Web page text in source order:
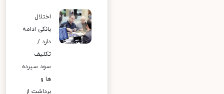
اختلال
بانکی ادامه
دارد /
تکلیف
سود سپرده
ها و
برداشت از